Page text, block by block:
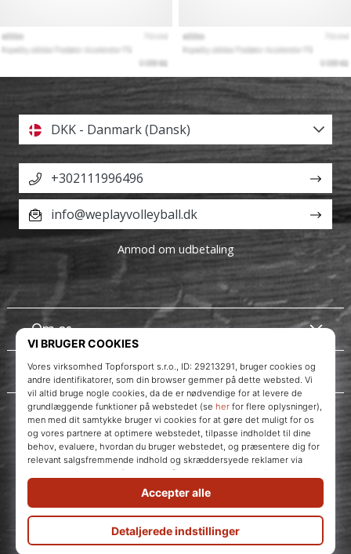
WePlayVolleyball.dk
Instagram
Om os
Kundeservice
DKK - Danmark (Dansk)
+302111996496
info@weplayvolleyball.dk
Anmod om udbetaling
© 2010 – 2026 WePlayVolleyball.dk